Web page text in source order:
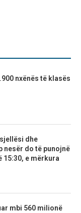
nxënës të klasës
dhe
nesër do të punojnë
15:30, e mërkura
mbi 560 milionë